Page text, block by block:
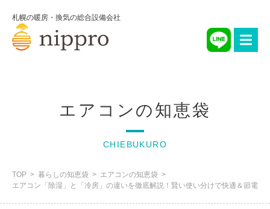
札幌の暖房・換気の総合設備会社
エアコンの知恵袋
CHIEBUKURO
TOP 暮らしの知恵袋
エアコンの知恵袋
エアコン「除湿」と「冷房」の違いを徹底解説！賢い使い分けで快適＆節電